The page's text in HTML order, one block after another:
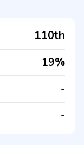
110th
19%
-
-